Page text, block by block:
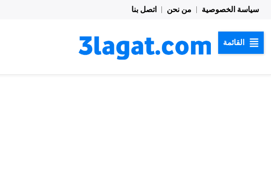
المحتوى
سياسة الخصوصية من نحن اتصل بنا
القائمة